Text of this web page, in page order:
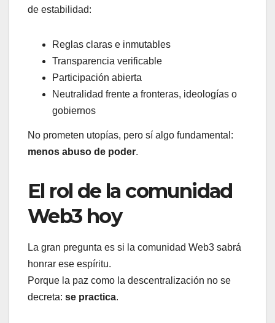
de estabilidad:
Reglas claras e inmutables
Transparencia verificable
Participación abierta
Neutralidad frente a fronteras, ideologías o
gobiernos
No prometen utopías, pero sí algo fundamental:
menos abuso de poder.
El rol de la comunidad
Web3 hoy
La gran pregunta es si la comunidad Web3 sabrá
honrar ese espíritu.
Porque la paz como la descentralización no se
decreta: se practica.